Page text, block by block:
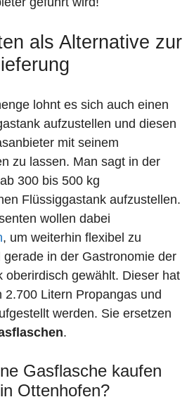
als Alternative zur
lohnt es sich auch einen
aufzustellen und diesen
mit seinem
zu lassen. Man sagt in der
300 bis 500 kg
Flüssiggastank aufzustellen.
wollen dabei
, um weiterhin flexibel zu
gerade in der Gastronomie der
oberirdisch gewählt. Dieser hat
2.700 Litern Propangas und
werden. Sie ersetzen
.
Gasflasche kaufen
Ottenhofen?